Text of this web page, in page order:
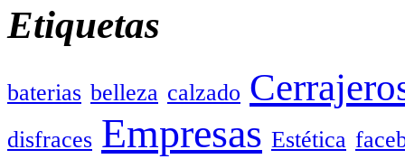
Etiquetas
baterias belleza calzado
disfraces Empresas Estética